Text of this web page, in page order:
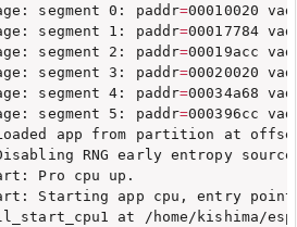
segment 0: paddr=00010020
segment 1: paddr=00017784
segment 2: paddr=00019acc
segment 3: paddr=00020020
segment 4: paddr=00034a68
segment 5: paddr=000396cc
app from partition at offset
RNG early entropy source
Pro cpu up.
Starting app cpu, entry point
at /home/kishima/